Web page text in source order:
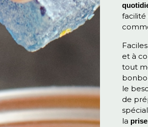
facilité
et à
tout
le
de
la